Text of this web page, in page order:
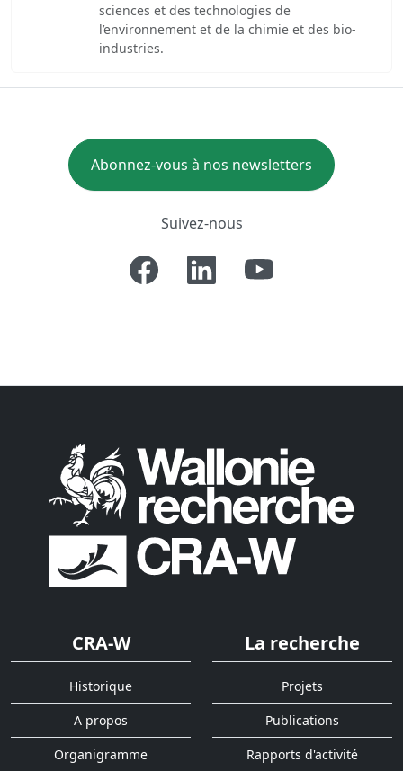
sciences et des technologies de
l’environnement et de la chimie et des bio-
industries.
Abonnez-vous à nos newsletters
Suivez-nous
CRA-W
Historique
A propos
Organigramme
La recherche
Projets
Publications
Rapports d'activité